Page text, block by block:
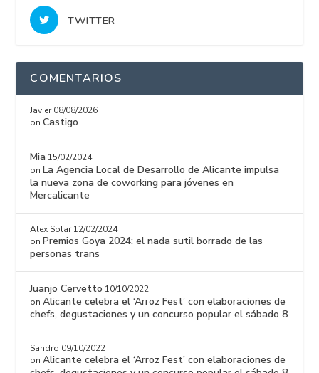
TWITTER
COMENTARIOS
Javier 08/08/2026
onCastigo
Mia 15/02/2024
onLa Agencia Local de Desarrollo de Alicante impulsa
la nueva zona de coworking para jóvenes en
Mercalicante
Alex Solar 12/02/2024
onPremios Goya 2024: el nada sutil borrado de las
personas trans
Juanjo Cervetto 10/10/2022
onAlicante celebra el ‘Arroz Fest’ con elaboraciones de
chefs, degustaciones y un concurso popular el sábado 8
Sandro 09/10/2022
onAlicante celebra el ‘Arroz Fest’ con elaboraciones de